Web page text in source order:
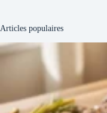
Articles populaires